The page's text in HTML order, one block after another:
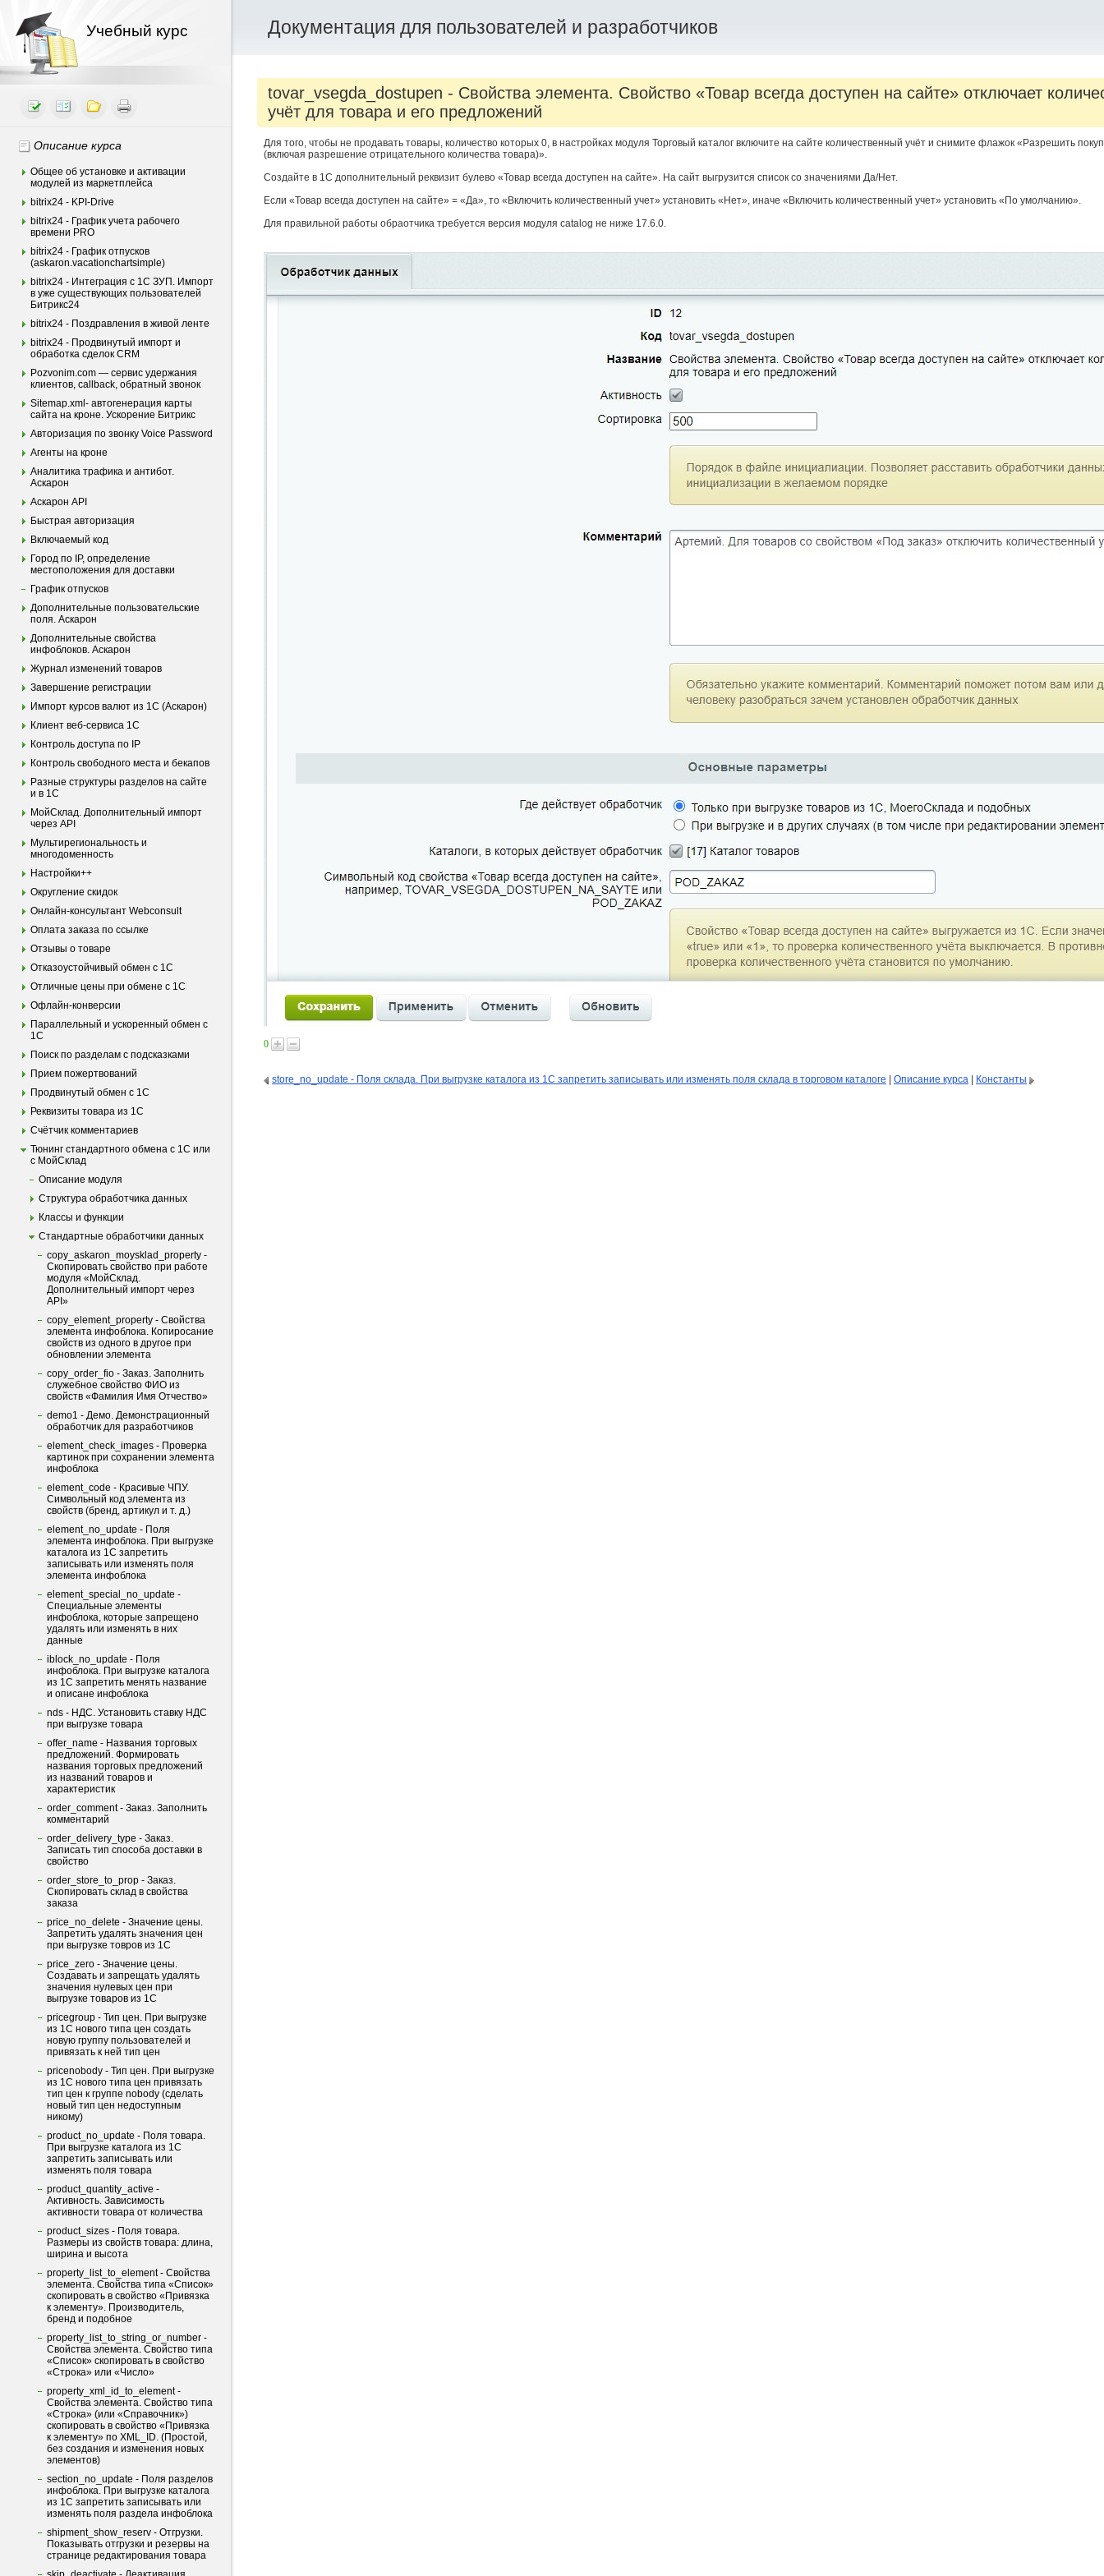
Учебный курс Документация для пользователей и разработчиков
tovar_vsegda_dostupen - Свойства элемента. Свойство «Товар всегда доступен на сайте» отключает
учёт для товара и его предложений
Описание курса
Общее об установке и активации
модулей из маркетплейса
bitrix24 - KPI-Drive
bitrix24 - График учета рабочего
времени PRO
bitrix24 - График отпусков
(askaron.vacationchartsimple)
bitrix24 - Интеграция c 1С ЗУП. Импорт
в уже существующих пользователей
Битрикс24
bitrix24 - Поздравления в живой ленте
bitrix24 - Продвинутый импорт и
обработка сделок CRM
Pozvonim.com — сервис удержания
клиентов, callback, обратный звонок
Sitemap.xml- автогенерация карты
сайта на кроне. Ускорение Битрикс
Авторизация по звонку Voice Password
Агенты на кроне
Аналитика трафика и антибот.
Аскарон
Аскарон API
Быстрая авторизация
Включаемый код
Город по IP, определение
местоположения для доставки
График отпусков
Дополнительные пользовательские
поля. Аскарон
Дополнительные свойства
инфоблоков. Аскарон
Журнал изменений товаров
Завершение регистрации
Импорт курсов валют из 1С (Аскарон)
Клиент веб-сервиса 1С
Контроль доступа по IP
Контроль свободного места и бекапов
Разные структуры разделов на сайте
и в 1С
МойСклад. Дополнительный импорт
через API
Мультирегиональность и
многодоменность
Настройки++
Округление скидок
Онлайн-консультант Webconsult
Оплата заказа по ссылке
Отзывы о товаре
Отказоустойчивый обмен с 1С
Отличные цены при обмене с 1С
Офлайн-конверсии
Параллельный и ускоренный обмен с
1С
Поиск по разделам с подсказками
Прием пожертвований
Продвинутый обмен с 1С
Реквизиты товара из 1С
Счётчик комментариев
Тюнинг стандартного обмена с 1С или
с МойСклад
Описание модуля
Структура обработчика данных
Классы и функции
Стандартные обработчики данных
copy_askaron_moysklad_property -
Скопировать свойство при работе
модуля «МойСклад.
Дополнительный импорт через
API»
copy_element_property - Свойства
элемента инфоблока. Копиросание
свойств из одного в другое при
обновлении элемента
copy_order_fio - Заказ. Заполнить
служебное свойство ФИО из
свойств «Фамилия Имя Отчество»
demo1 - Демо. Демонстрационный
обработчик для разработчиков
element_check_images - Проверка
картинок при сохранении элемента
инфоблока
element_code - Красивые ЧПУ.
Символьный код элемента из
свойств (бренд, артикул и т. д.)
element_no_update - Поля
элемента инфоблока. При выгрузке
каталога из 1С запретить
записывать или изменять поля
элемента инфоблока
element_special_no_update -
Специальные элементы
инфоблока, которые запрещено
удалять или изменять в них
данные
iblock_no_update - Поля
инфоблока. При выгрузке каталога
из 1С запретить менять название
и описане инфоблока
nds - НДС. Установить ставку НДС
при выгрузке товара
offer_name - Названия торговых
предложений. Формировать
названия торговых предложений
из названий товаров и
характеристик
order_comment - Заказ. Заполнить
комментарий
order_delivery_type - Заказ.
Записать тип способа доставки в
свойство
order_store_to_prop - Заказ.
Скопировать склад в свойства
заказа
price_no_delete - Значение цены.
Запретить удалять значения цен
при выгрузке товров из 1С
price_zero - Значение цены.
Создавать и запрещать удалять
значения нулевых цен при
выгрузке товаров из 1С
pricegroup - Тип цен. При выгрузке
из 1С нового типа цен создать
новую группу пользователей и
привязать к ней тип цен
pricenobody - Тип цен. При выгрузке
из 1С нового типа цен привязать
тип цен к группе nobody (сделать
новый тип цен недоступным
никому)
product_no_update - Поля товара.
При выгрузке каталога из 1С
запретить записывать или
изменять поля товара
product_quantity_active -
Активность. Зависимость
активности товара от количества
product_sizes - Поля товара.
Размеры из свойств товара: длина,
ширина и высота
property_list_to_element - Свойства
элемента. Свойства типа «Список»
скопировать в свойство «Привязка
к элементу». Производитель,
бренд и подобное
property_list_to_string_or_number -
Свойства элемента. Свойство типа
«Список» скопировать в свойство
«Строка» или «Число»
property_xml_id_to_element -
Свойства элемента. Свойство типа
«Строка» (или «Справочник»)
скопировать в свойство «Привязка
к элементу» по XML_ID. (Простой,
без создания и изменения новых
элементов)
section_no_update - Поля разделов
инфоблока. При выгрузке каталога
из 1С запретить записывать или
изменять поля раздела инфоблока
shipment_show_reserv - Отгрузки.
Показывать отгрузки и резервы на
странице редактирования товара
Для того, чтобы не продавать товары, количество которых 0, в настройках модуля Торговый каталог включите на сайте количественный учёт и снимите флажок «Разрешить
(включая разрешение отрицательного количества товара)».
Создайте в 1С дополнительный реквизит булево «Товар всегда доступен на сайте». На сайт выгрузится список со значениями Да/Нет.
Если «Товар всегда доступен на сайте» = «Да», то «Включить количественный учет» установить «Нет», иначе «Включить количественный учет» установить «По умолчанию».
Для правильной работы обраотчика требуется версия модуля catalog не ниже 17.6.0.
0
store_no_update - Поля склада. При выгрузке каталога из 1С запретить записывать или изменять поля склада в торговом каталоге Описание курса Константы